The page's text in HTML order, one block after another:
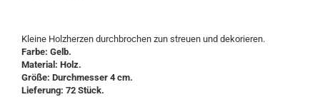
Kleine Holzherzen durchbrochen zun streuen und dekorieren.
Farbe: Gelb.
Material: Holz.
Größe: Durchmesser 4 cm.
Lieferung: 72 Stück.